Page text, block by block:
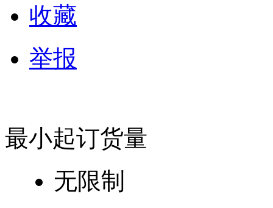
收藏
举报
最小起订货量
无限制